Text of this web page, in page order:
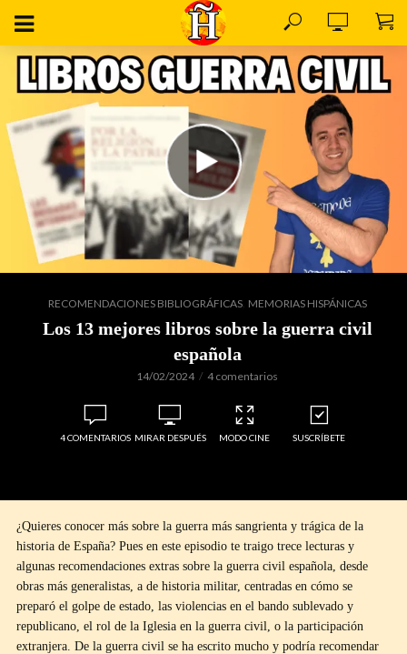
RECOMENDACIONES BIBLIOGRÁFICAS, MEMORIAS HISPÁNICAS
Los 13 mejores libros sobre la guerra civil
española
14/02/2024 4 comentarios
4 COMENTARIOS MIRAR DESPUÉS MODO CINE SUSCRÍBETE
¿Quieres conocer más sobre la guerra más sangrienta y trágica de la
historia de España? Pues en este episodio te traigo trece lecturas y
algunas recomendaciones extras sobre la guerra civil española, desde
obras más generalistas, a de historia militar, centradas en cómo se
preparó el golpe de estado, las violencias en el bando sublevado y
republicano, el rol de la Iglesia en la guerra civil, o la participación
extranjera. De la guerra civil se ha escrito mucho y podría recomendar